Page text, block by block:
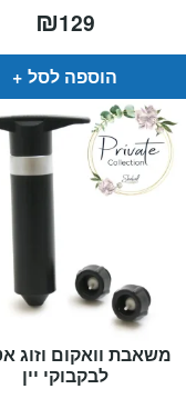
₪129
הוספה לסל
משאבת וואקום וזוג
לבקבוקי יין